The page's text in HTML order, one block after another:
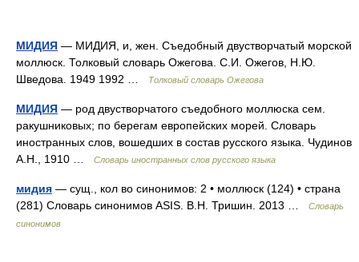
МИДИЯ — МИДИЯ, и, жен. Съедобный двустворчатый морской
моллюск. Толковый словарь Ожегова. С.И. Ожегов, Н.Ю.
Шведова. 1949 1992 …
Толковый словарь Ожегова
МИДИЯ — род двустворчатого съедобного моллюска сем.
ракушниковых; по берегам европейских морей. Словарь
иностранных слов, вошедших в состав русского языка. Чудинов
А.Н., 1910 …
Словарь иностранных слов русского языка
мидия — сущ., кол во синонимов: 2 • моллюск (124) • страна
(281) Словарь синонимов ASIS. В.Н. Тришин. 2013 …
Словарь
синонимов